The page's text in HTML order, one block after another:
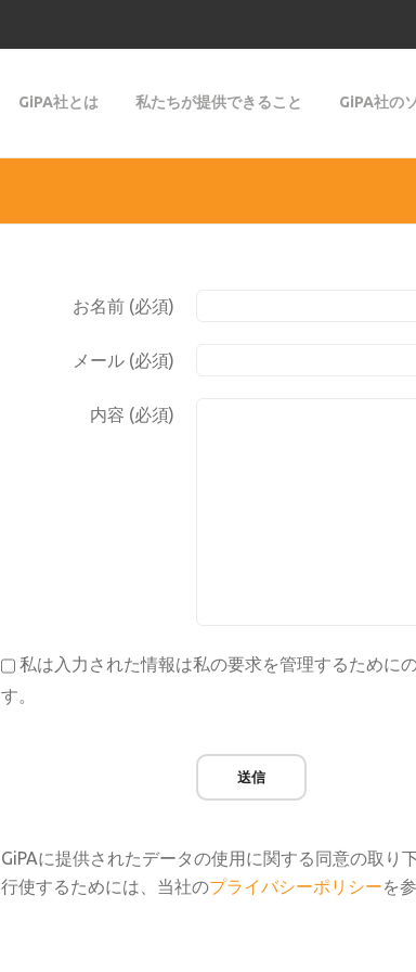
GiPA社とは 私たちが提供できること GiPA社の
お名前 (必須)
メール (必須)
内容 (必須)
私は入力された情報は私の要求を管理するために
す。
送信
GiPAに提供されたデータの使用に関する同意の取り
行使するためには、当社のプライバシーポリシーを